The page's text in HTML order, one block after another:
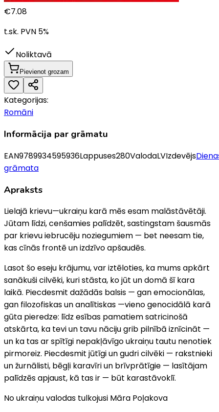
€7.08
t.sk. PVN 5%
Noliktavā
Pievienot grozam
Kategorijas:
Romāni
Informācija par grāmatu
EAN9789934595936Lappuses280ValodaLVIzdevējs
grāmata
Apraksts
Lielajā krievu—ukraiņu karā mēs esam malāstāvētāji.
Jūtam līdzi, cenšamies palīdzēt, sastingstam šausmās
par krievu iebrucēju noziegumiem — bet neesam tie,
kas cīnās frontē un izdzīvo apšaudēs.
Lasot šo eseju krājumu, var iztēloties, ka mums apkārt
sanākuši cilvēki, kuri stāsta, ko jūt un domā šī kara
laikā. Piecdesmit dažādās balsis — gan emocionālas,
gan filozofiskas un analītiskas —vieno genocidālā karā
gūta pieredze: līdz esības pamatiem satricinošā
atskārta, ka tevi un tavu nāciju grib pilnībā iznīcināt —
un ka tas ar spītīgi nepakļāvīgo ukraiņu tautu nenotiek
pirmoreiz. Piecdesmit jūtīgi un gudri cilvēki — rakstnieki
un žurnālisti, bēgļi karavīri un brīvprātīgie — lasītājam
palīdzēs apjaust, kā tas ir — būt karastāvoklī.
No ukraiņu valodas tulkojusi Māra Poļakova